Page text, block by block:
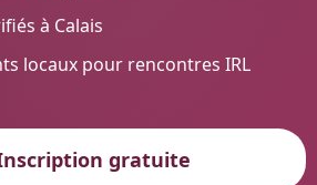
à Calais
locaux pour rencontres IRL
gratuite